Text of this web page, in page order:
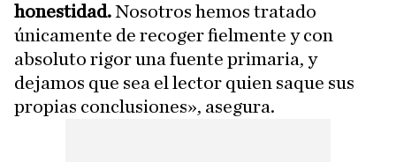
honestidad.Nosotros hemos tratado
únicamente de recoger fielmente y con
absoluto rigor una fuente primaria, y
dejamos que sea el lector quien saque sus
propias conclusiones», asegura.